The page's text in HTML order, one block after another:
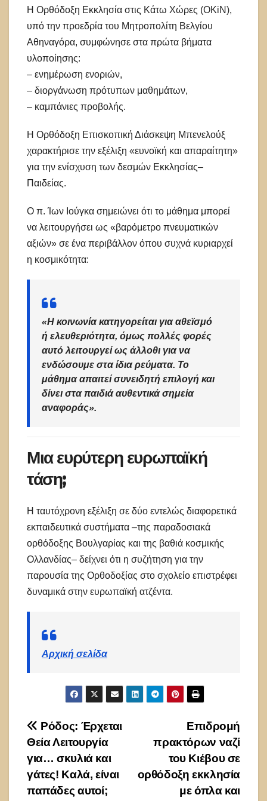
Η Ορθόδοξη Εκκλησία στις Κάτω Χώρες (OKiN),
υπό την προεδρία του Μητροπολίτη Βελγίου
Αθηναγόρα, συμφώνησε στα πρώτα βήματα
υλοποίησης:
– ενημέρωση ενοριών,
– διοργάνωση πρότυπων μαθημάτων,
– καμπάνιες προβολής.
Η Ορθόδοξη Επισκοπική Διάσκεψη Μπενελούξ
χαρακτήρισε την εξέλιξη «ευνοϊκή και απαραίτητη»
για την ενίσχυση των δεσμών Εκκλησίας–
Παιδείας.
Ο π. Ίων Ιούγκα σημειώνει ότι το μάθημα μπορεί
να λειτουργήσει ως «βαρόμετρο πνευματικών
αξιών» σε ένα περιβάλλον όπου συχνά κυριαρχεί
η κοσμικότητα:
«Η κοινωνία κατηγορείται για αθεϊσμό
ή ελευθεριότητα, όμως πολλές φορές
αυτό λειτουργεί ως άλλοθι για να
ενδώσουμε στα ίδια ρεύματα. Το
μάθημα απαιτεί συνειδητή επιλογή και
δίνει στα παιδιά αυθεντικά σημεία
αναφοράς».
Μια ευρύτερη ευρωπαϊκή
τάση;
Η ταυτόχρονη εξέλιξη σε δύο εντελώς διαφορετικά
εκπαιδευτικά συστήματα –της παραδοσιακά
ορθόδοξης Βουλγαρίας και της βαθιά κοσμικής
Ολλανδίας– δείχνει ότι η συζήτηση για την
παρουσία της Ορθοδοξίας στο σχολείο επιστρέφει
δυναμικά στην ευρωπαϊκή ατζέντα.
Αρχική σελίδα
Πλοήγηση
άρθρων
Επιδρομή
πρακτόρων ναζί
του Κιέβου σε
ορθόδοξη εκκλησία
με όπλα και
Ρόδος: Έρχεται
Θεία Λειτουργία
για… σκυλιά και
γάτες! Καλά, είναι
παπάδες αυτοί;